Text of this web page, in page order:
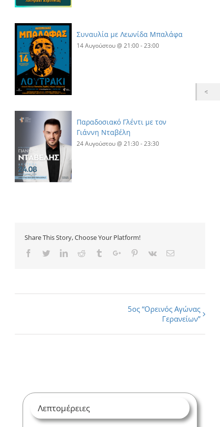
Συναυλία με Λεωνίδα Μπαλάφα
14 Αυγούστου @ 21:00-23:00
Παραδοσιακό Γλέντι με τον
Γιάννη Νταβέλη
24 Αυγούστου @ 21:30-23:30
Share This Story, Choose Your Platform!
Facebook
TwitterLinkedinReddit TumblrGoogle+Pinterest
Vk Email
5ος “Ορεινός Αγώνας
Γερανείων”
Λεπτομέρειες